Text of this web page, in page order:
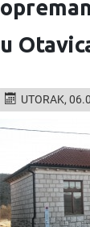
u
UTORAK,